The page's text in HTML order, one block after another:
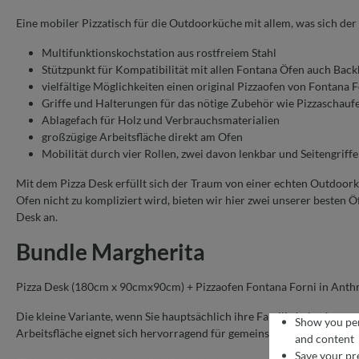
Eine mobiler Pizzatisch für die Outdoorküche mit allem, was sich
Multifunktionskochstation aus rostfreiem Stahl
Stützpunkt für Kompatibilität mit allen Fontana Öfen auch
vielfältige Möglichkeiten einen original Pizzaofen von Fontana
Griffe und Halterungen für das nötige Zubehör wie
Ablagefach für Holz und Verbrauchsmaterialien
großzügige Arbeitsfläche direkt am Ofen
Mobilität durch vier Rollen, zwei davon lenkbar und
Mit dem Pizza Desk erfüllt sich der Traum von einer echten
Ofen nicht zu kompliziert wird, bieten wir hier zwei unserer besten
Desk an.
Bundle Margherita
Pizza Desk (180cm x 90cmx90cm) + Pizzaofen Fontana Forni in
Die kleine Variante, wenn Sie hauptsächlich ihre Familie bekochen
Arbeitsfläche eignet sich hervorragend für gemeinsame
Show you
and content
Save your